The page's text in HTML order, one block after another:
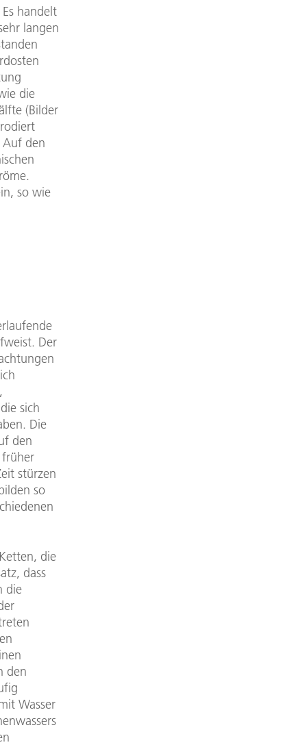
handelt
langen
die
(Bilder
den
so wie
Der
sich
Die
den
stürzen
so
die
dass
die
den
Wasser